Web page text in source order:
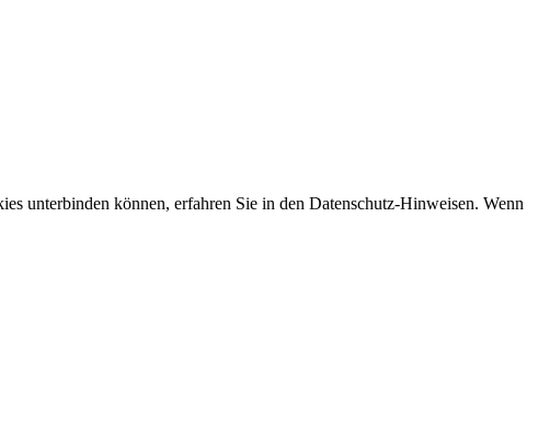
unterbinden können, erfahren Sie in den Datenschutz-Hinweisen. Wenn